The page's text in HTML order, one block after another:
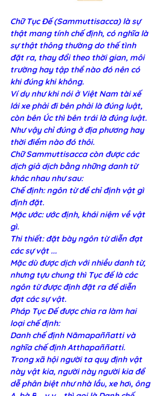
Chữ Tục Đế (Sammuttisacca) là sự
thật mang tính chế định, có nghĩa là
sự thật thông thường do thế tình
đặt ra, thay đổi theo thời gian, môi
trường hay tập thể nào đó nên có
khi đúng khi không.
Ví dụ như khi nói ở Việt Nam tài xế
lái xe phải đi bên phải là đúng luật,
còn bên Úc thì bên trái là đúng luật.
Như vậy chỉ đúng ở địa phương hay
thời điểm nào đó thôi.
Chữ Sammuttisacca còn được các
dịch giả dịch bằng những danh từ
khác nhau như sau:
Chế định: ngôn từ để chỉ định vật gì
định đặt.
Mặc ước: ước định, khái niệm về vật
gì.
Thi thiết: đặt bày ngôn từ diễn đạt
các sự vật ...
Mặc dù được dịch với nhiều danh từ,
nhưng tựu chung thì Tục đế là các
ngôn từ được định đặt ra để diễn
đạt các sự vật.
Pháp Tục Ðế được chia ra làm hai
loại chế định:
Danh chế định Nāmapaññatti và
nghĩa chế định Atthapaññatti.
Trong xã hội người ta quy định vật
này vật kia, người này người kia để
dễ phân biệt như nhà lầu, xe hơi, ông